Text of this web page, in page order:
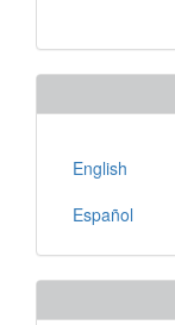
English
Español